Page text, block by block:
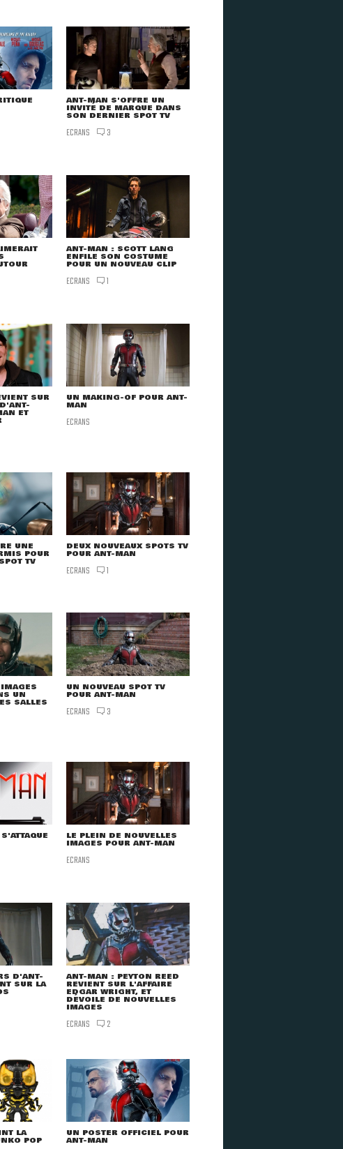
ANT-MAN S'OFFRE UN
INVITÉ DE MARQUE DANS
SON DERNIER SPOT TV
ECRANS 3
ANT-MAN : SCOTT LANG
ENFILE SON COSTUME
POUR UN NOUVEAU CLIP
ECRANS 1
SUR
ET
UN MAKING-OF POUR ANT-
MAN
ECRANS
UNE
POUR
TV
DEUX NOUVEAUX SPOTS TV
POUR ANT-MAN
ECRANS 1
UN
SALLES
UN NOUVEAU SPOT TV
POUR ANT-MAN
ECRANS 3
LE PLEIN DE NOUVELLES
IMAGES POUR ANT-MAN
ECRANS
D'ANT-
SUR LA
ANT-MAN : PEYTON REED
REVIENT SUR L'AFFAIRE
EDGAR WRIGHT, ET
DÉVOILE DE NOUVELLES
IMAGES
ECRANS 2
LA
POP
UN POSTER OFFICIEL POUR
ANT-MAN